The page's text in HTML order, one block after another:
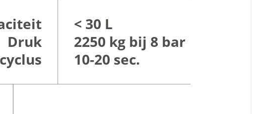
Druk
< 30 L
2250 kg bij 8 bar
10-20 sec.